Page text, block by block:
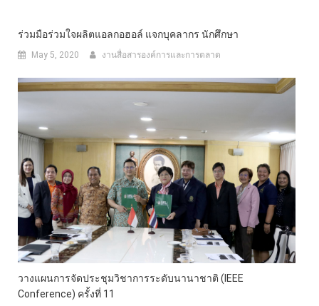
ร่วมมือร่วมใจผลิตแอลกอฮอล์ แจกบุคลากร นักศึกษา
May 5, 2020 งานสื่อสารองค์การและการตลาด
วางแผนการจัดประชุมวิชาการระดับนานาชาติ (IEEE
Conference) ครั้งที่ 11